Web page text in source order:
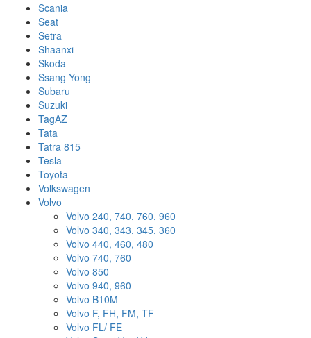
Scania
Seat
Setra
Shaanxi
Skoda
Ssang Yong
Subaru
Suzuki
TagAZ
Tata
Tatra 815
Tesla
Toyota
Volkswagen
Volvo
Volvo 240, 740, 760, 960
Volvo 340, 343, 345, 360
Volvo 440, 460, 480
Volvo 740, 760
Volvo 850
Volvo 940, 960
Volvo B10M
Volvo F, FH, FM, TF
Volvo FL/ FE